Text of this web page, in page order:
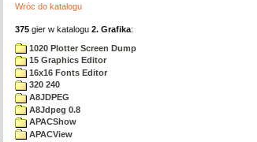
Wróc do katalogu
375 gier w katalogu 2. Grafika:
1020 Plotter Screen Dump
15 Graphics Editor
16x16 Fonts Editor
320 240
A8JDPEG
A8Jdpeg 0.8
APACShow
APACView